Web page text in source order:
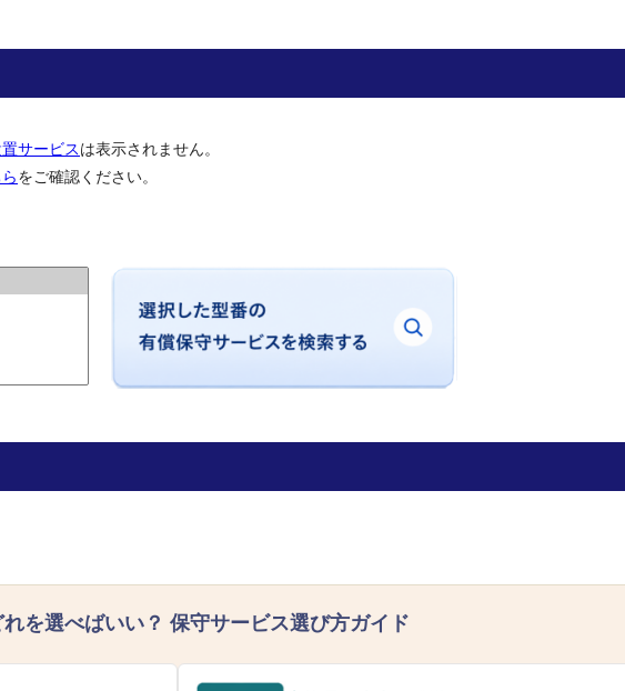
サービスは表示されません。
をご確認ください。
れを選べばいい？ 保守サービス選び方ガイド